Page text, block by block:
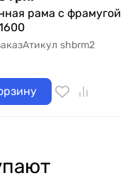
рама с фрамугой
Атикул shbrm2